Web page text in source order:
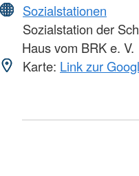
Sozialstationen
Sozialstation der
Haus vom BRK e. V.
Karte: Link zur